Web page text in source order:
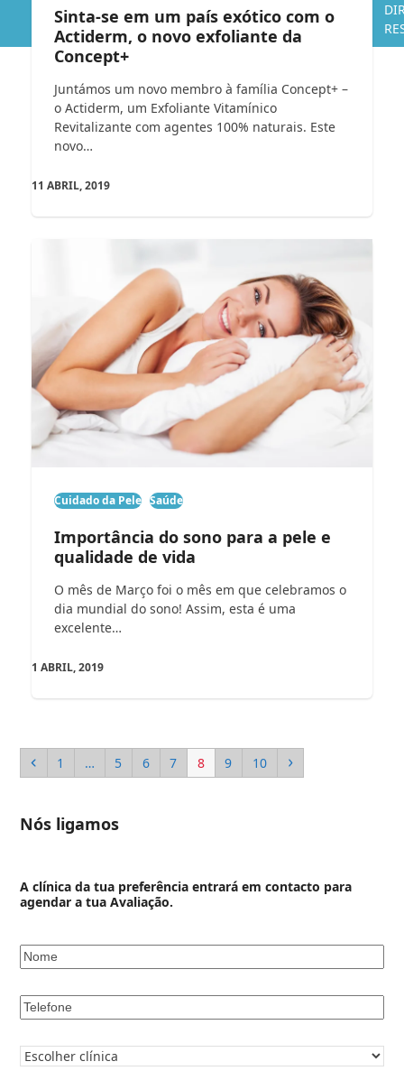
Sinta-se em um país exótico com o
Actiderm, o novo exfoliante da
Concept+
Juntámos um novo membro à família Concept+ –
o Actiderm, um Exfoliante Vitamínico
Revitalizante com agentes 100% naturais. Este
novo…
11 ABRIL, 2019
Cuidado da Pele Saúde
Importância do sono para a pele e
qualidade de vida
O mês de Março foi o mês em que celebramos o
dia mundial do sono! Assim, esta é uma
excelente…
1 ABRIL, 2019
Previous
Page
1 … Page
5 Page
6 Page
7 Page
8 Page
9 Page
10 Next
Nós ligamos
A clínica da tua preferência entrará em contacto para
agendar a tua Avaliação.
Nome*
Telefone*
Clínica